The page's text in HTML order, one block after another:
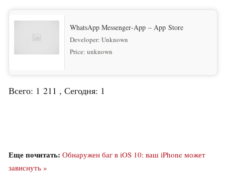
WhatsApp Messenger‑App – App Store
Developer: Unknown
Price: unknown
Всего: 1 211 , Сегодня: 1
Еще почитать: Обнаружен баг в iOS 10: ваш iPhone может
зависнуть »